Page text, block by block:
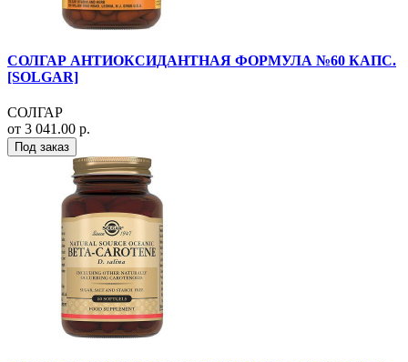
СОЛГАР АНТИОКСИДАНТНАЯ ФОРМУЛА №60 КАПС.
[SOLGAR]
СОЛГАР
от 3 041.00 р.
Под заказ